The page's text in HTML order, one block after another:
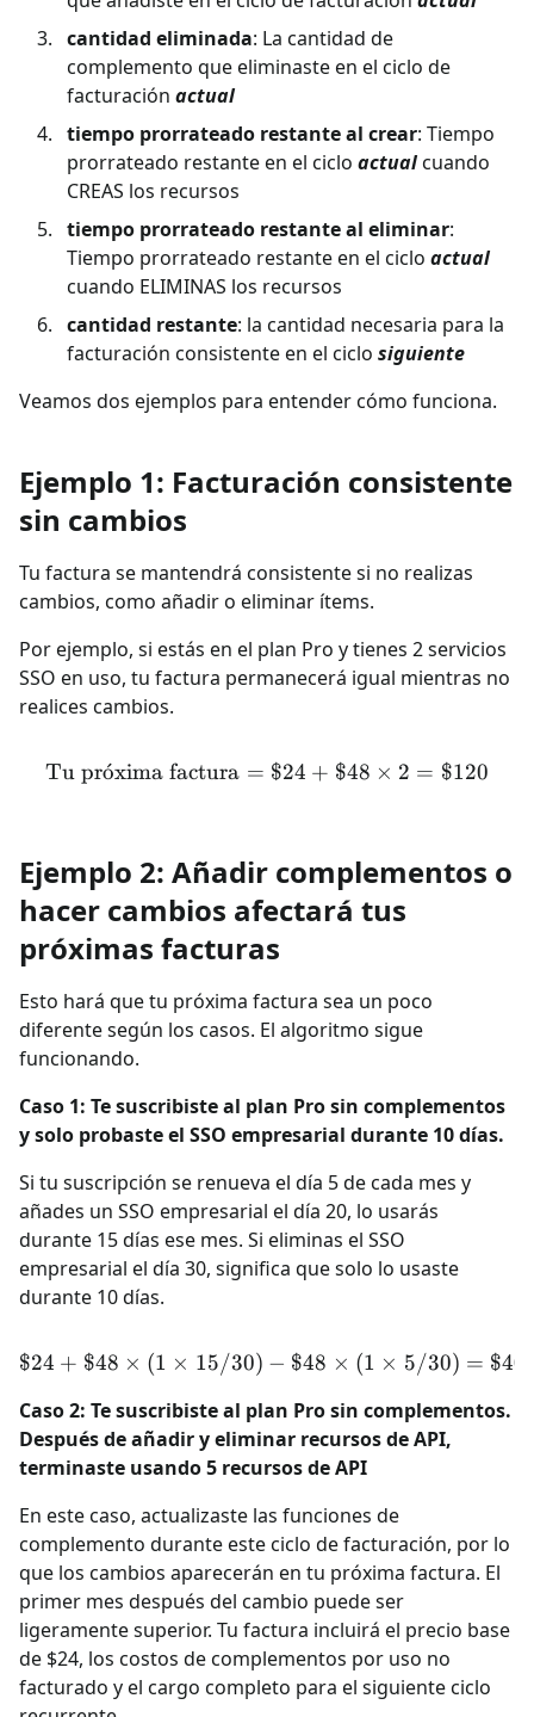
cantidad eliminada: La cantidad de
complemento que eliminaste en el ciclo de
facturación actual
tiempo prorrateado restante al crear: Tiempo
prorrateado restante en el ciclo actualcuando
CREAS los recursos
tiempo prorrateado restante al eliminar:
Tiempo prorrateado restante en el ciclo actual
cuando ELIMINAS los recursos
cantidad restante: la cantidad necesaria para la
facturación consistente en el ciclo siguiente
Veamos dos ejemplos para entender cómo funciona.
Ejemplo 1: Facturación consistente
sin cambios
Tu factura se mantendrá consistente si no realizas
cambios, como añadir o eliminar ítems.
Por ejemplo, si estás en el plan Pro y tienes 2 servicios
SSO en uso, tu factura permanecerá igual mientras no
realices cambios.
\text{Tu próxima
Tu pro
ˊxima factura = $24 + $48 × 2 = $120
Ejemplo 2: Añadir complementos o
hacer cambios afectará tus
próximas facturas
Esto hará que tu próxima factura sea un poco
diferente según los casos. El algoritmo sigue
funcionando.
Caso 1: Te suscribiste al plan Pro sin complementos
y solo probaste el SSO empresarial durante 10 días.
Si tu suscripción se renueva el día 5 de cada mes y
añades un SSO empresarial el día 20, lo usarás
durante 15 días ese mes. Si eliminas el SSO
empresarial el día 30, significa que solo lo usaste
durante 10 días.
\$24 + \$48 \times (1
$24 + $48 × (1 × 15/30) − $48 × (1 × 5/30) = $40
Caso 2: Te suscribiste al plan Pro sin complementos.
Después de añadir y eliminar recursos de API,
terminaste usando 5 recursos de API
En este caso, actualizaste las funciones de
complemento durante este ciclo de facturación, por lo
que los cambios aparecerán en tu próxima factura. El
primer mes después del cambio puede ser
ligeramente superior. Tu factura incluirá el precio base
de $24, los costos de complementos por uso no
facturado y el cargo completo para el siguiente ciclo